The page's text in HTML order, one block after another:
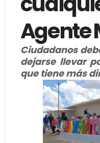
Agente
Ciudadanos
dejarse llevar
que tiene más